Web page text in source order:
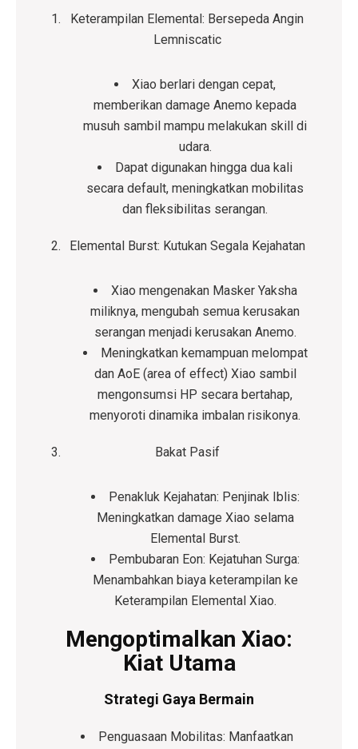
Keterampilan Elemental: Bersepeda Angin
Lemniscatic
Xiao berlari dengan cepat,
memberikan damage Anemo kepada
musuh sambil mampu melakukan skill di
udara.
Dapat digunakan hingga dua kali
secara default, meningkatkan mobilitas
dan fleksibilitas serangan.
Elemental Burst: Kutukan Segala Kejahatan
Xiao mengenakan Masker Yaksha
miliknya, mengubah semua kerusakan
serangan menjadi kerusakan Anemo.
Meningkatkan kemampuan melompat
dan AoE (area of ​​effect) Xiao sambil
mengonsumsi HP secara bertahap,
menyoroti dinamika imbalan risikonya.
Bakat Pasif
Penakluk Kejahatan: Penjinak Iblis:
Meningkatkan damage Xiao selama
Elemental Burst.
Pembubaran Eon: Kejatuhan Surga:
Menambahkan biaya keterampilan ke
Keterampilan Elemental Xiao.
Mengoptimalkan Xiao:
Kiat Utama
Strategi Gaya Bermain
Penguasaan Mobilitas: Manfaatkan